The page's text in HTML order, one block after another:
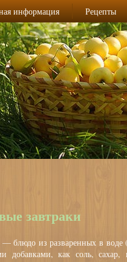
информация Рецепты
завтраки
блюдо из разваренных в воде
добавками, как соль,